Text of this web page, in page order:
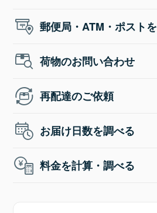
郵便局・ATM・ポスト
荷物のお問い合わせ
再配達のご依頼
お届け日数を調べる
料金を計算・調べる